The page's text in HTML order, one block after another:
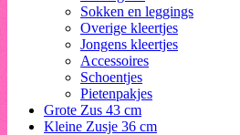
Sokken en leggings
Overige kleertjes
Jongens kleertjes
Accessoires
Schoentjes
Pietenpakjes
Grote Zus 43 cm
Kleine Zusje 36 cm